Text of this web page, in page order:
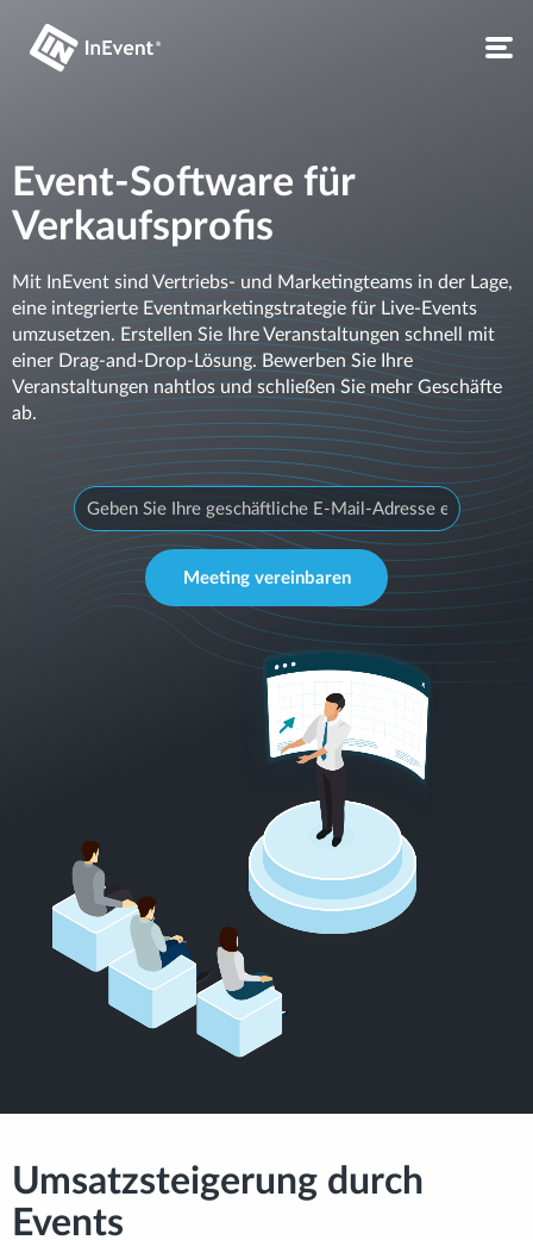
Event-Software für
Verkaufsprofis
Mit InEvent sind Vertriebs- und Marketingteams in der Lage,
eine integrierte Eventmarketingstrategie für Live-Events
umzusetzen. Erstellen Sie Ihre Veranstaltungen schnell mit
einer Drag-and-Drop-Lösung. Bewerben Sie Ihre
Veranstaltungen nahtlos und schließen Sie mehr Geschäfte
ab.
Meeting vereinbaren
Umsatzsteigerung durch
Events